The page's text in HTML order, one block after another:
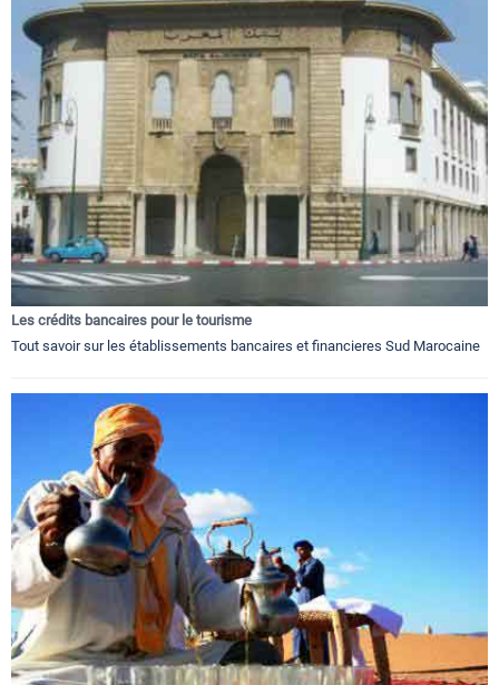
Les crédits bancaires pour le tourisme
Tout savoir sur les établissements bancaires et financieres Sud Marocaine